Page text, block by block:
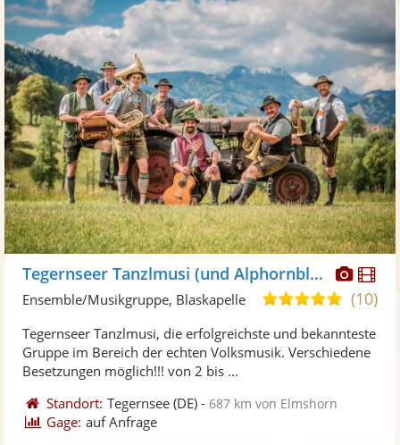
Fotos
Tegernseer Tanzlmusi (und Alphornbläser)
5,0
5
(10)
Ensemble/Musikgruppe, Blaskapelle
Tegernseer Tanzlmusi, die erfolgreichste und bekannteste
Gruppe im Bereich der echten Volksmusik. Verschiedene
Besetzungen möglich!!! von 2 bis ...
Standort: Tegernsee (DE) -687 km von Elmshorn
Gage: auf Anfrage